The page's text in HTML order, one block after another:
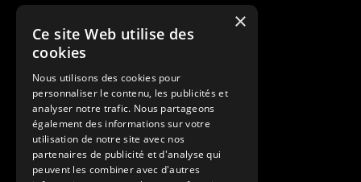
Cash Back
Pour les fratries
Facebook Supernova
Instagram Supernova
Colonie de vacances SUPERNOVA
×
Ce site Web utilise des
cookies
Nous utilisons des cookies pour
personnaliser le contenu, les publicités et
analyser notre trafic. Nous partageons
également des informations sur votre
utilisation de notre site avec nos
partenaires de publicité et d'analyse qui
peuvent les combiner avec d'autres